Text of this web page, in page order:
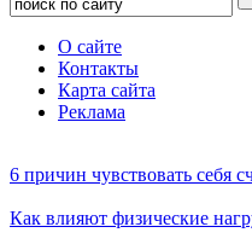
О сайте
Контакты
Карта сайта
Реклама
6 причин чувствовать себя
Как влияют физические